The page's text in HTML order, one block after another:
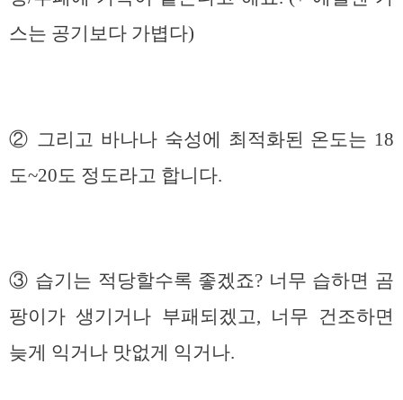
스는 공기보다 가볍다)
② 그리고 바나나 숙성에 최적화된 온도는 18
도~20도 정도라고 합니다.
③ 습기는 적당할수록 좋겠죠? 너무 습하면 곰
팡이가 생기거나 부패되겠고, 너무 건조하면
늦게 익거나 맛없게 익거나.